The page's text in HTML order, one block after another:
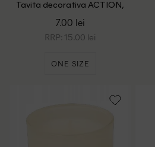
Tavita decorativa ACTION,
7.00 lei
RRP: 15.00 lei
ONE SIZE